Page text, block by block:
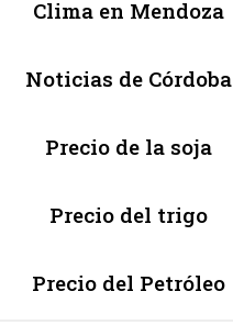
Clima en Mendoza
Noticias de Córdoba
Precio de la soja
Precio del trigo
Precio del Petróleo